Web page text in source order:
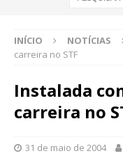
INÍCIO NOTÍCIAS
carreira no STF
Instalada
carreira no
31 de maio de 2004